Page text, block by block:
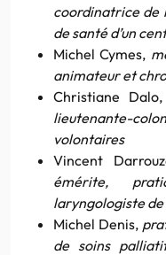
coordinatrice de
de santé d’un
Michel Cymes,
animateur et
Christiane Dalo,
lieutenante-
volontaires
Vincent
émérite,
laryngologiste
Michel Denis,
de soins